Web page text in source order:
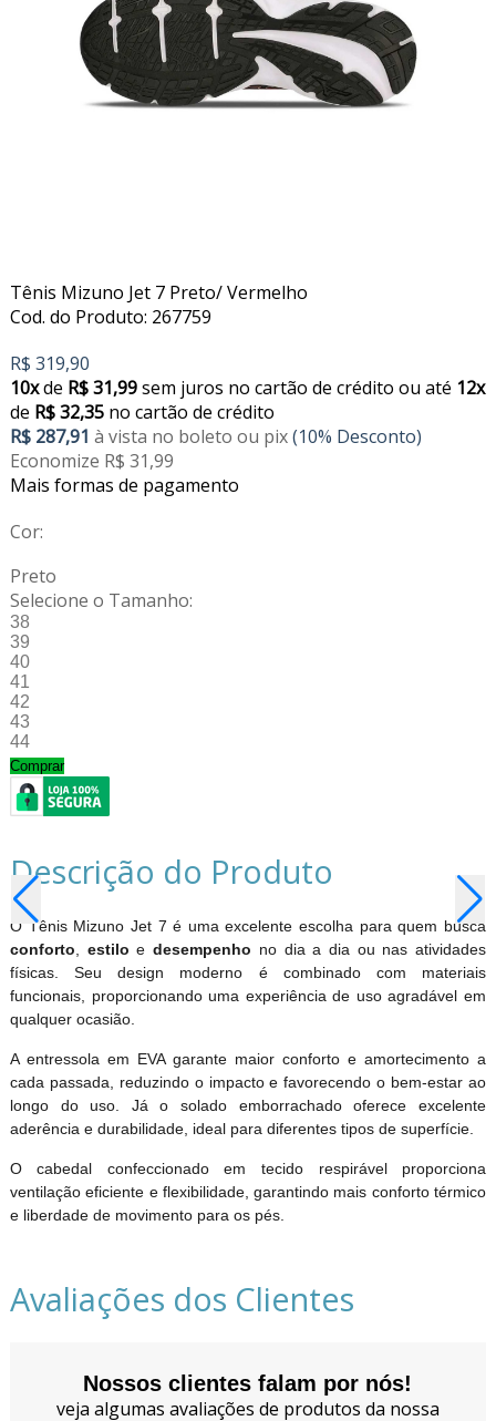
Tênis Mizuno Jet 7 Preto/ Vermelho
Cod. do Produto: 267759
R$ 319,90
10xde R$ 31,99sem juros no cartão de crédito ou até 12x
de R$ 32,35no cartão de crédito
R$ 287,91 à vista no boleto ou pix(10% Desconto)
Economize R$ 31,99
Mais formas de pagamento
Cor:
Preto
Selecione o Tamanho:
38
39
40
41
42
43
44
Comprar
Descrição do Produto
O Tênis Mizuno Jet 7 é uma excelente escolha para quem busca
conforto
estiloedesempenho no dia a dia ou nas atividades
físicas. Seu design moderno é combinado com materiais
funcionais, proporcionando uma experiência de uso agradável em
qualquer ocasião.
A entressola em EVA garante maior conforto e amortecimento a
cada passada, reduzindo o impacto e favorecendo o bem-estar ao
longo do uso. Já o solado emborrachado oferece excelente
aderência e durabilidade, ideal para diferentes tipos de superfície.
O cabedal confeccionado em tecido respirável proporciona
ventilação eficiente e flexibilidade, garantindo mais conforto térmico
e liberdade de movimento para os pés.
Avaliações dos Clientes
Nossos clientes falam por nós!
veja algumas avaliações de produtos da nossa